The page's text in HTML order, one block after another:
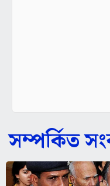
সম্পর্কিত